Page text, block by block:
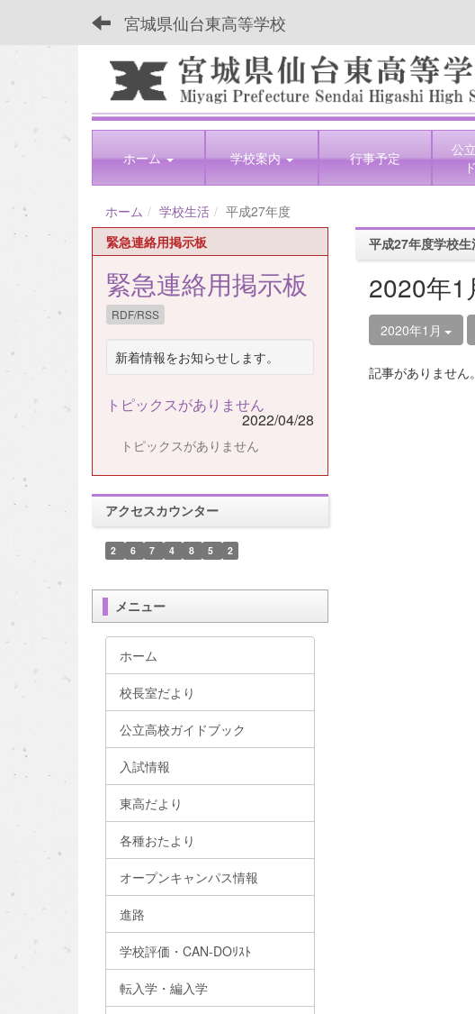
宮城県仙台東高等学校
ホーム 学校案内 行事予定
公
ホーム 学校生活
平成27年度
平成27年度学校生
2020年1
2020年1月
記事がありません。
緊急連絡用掲示板
緊急連絡用掲示板
RDF/RSS
新着情報をお知らせします。
トピックスがありません
2022/04/28
トピックスがありません
アクセスカウンター
2 6 7 4 8 5 2
メニュー
ホーム
校長室だより
公立高校ガイドブック
入試情報
東高だより
各種おたより
オープンキャンパス情報
進路
学校評価・CAN-DOﾘｽﾄ
転入学・編入学